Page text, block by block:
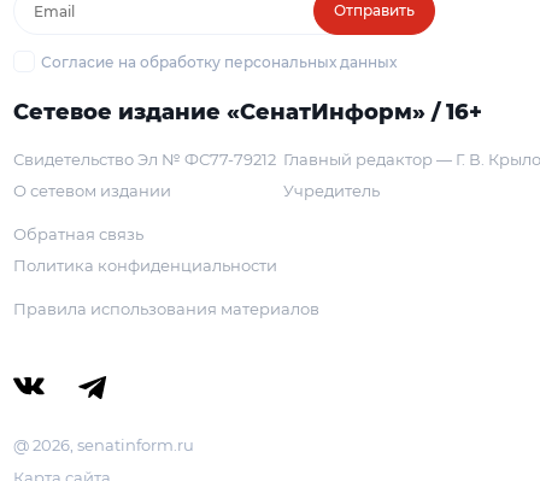
Отправить
Согласие на обработку персональных данных
Сетевое издание «СенатИнформ» / 16+
Свидетельство Эл № ФС77-79212
О сетевом издании
Главный редактор — Г. В.
Учредитель
Обратная связь
Политика конфиденциальности
Правила использования материалов
@ 2026, senatinform.ru